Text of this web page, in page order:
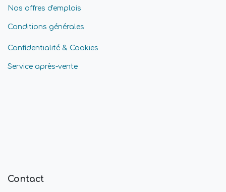
Nos offres d'emplois
Conditions générales
Confidentialité & Cookies
Service après-vente
Contact